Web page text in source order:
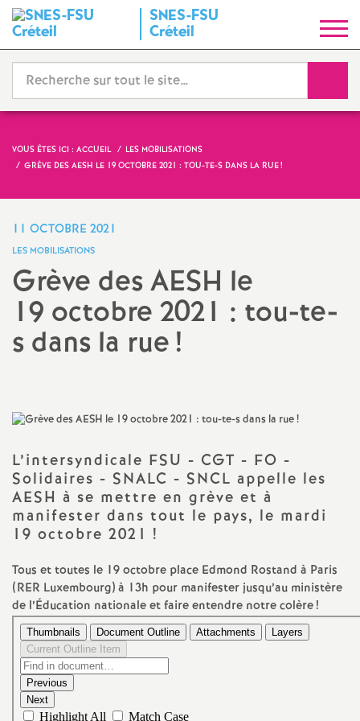
SNES-FSU
Créteil
y
n
d
i
t
t
i
o
n
a
l
VOUS ÊTES ICI : ACCUEIL
LES MOBILISATIONS
GRÈVE DES AESH LE 19 OCTOBRE 2021 : TOU-TE-S DANS LA RUE!
11 OCTOBRE 2021
LES MOBILISATIONS
Grève desAESH le
19 octobre 2021 : tou-te-
s dans la rue!
L’intersyndicale FSU - CGT - FO -
Solidaires - SNALC - SNCL appelle les
AESH à se mettre en grève et à
manifester dans tout le pays, le mardi
19 octobre 2021 !
Tous et toutes le 19 octobre place Edmond Rostand à Paris
(RER Luxembourg) à 13h pour manifester jusqu’au ministère
de l’Éducation nationale et faire entendre notre colère!